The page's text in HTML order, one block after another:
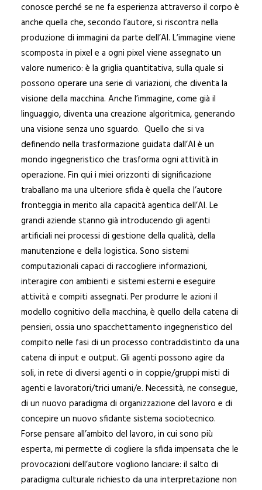
conosce perché se ne fa esperienza attraverso il corpo è
anche quella che, secondo l’autore, si riscontra nella
produzione di immagini da parte dell’AI. L’immagine viene
scomposta in pixel e a ogni pixel viene assegnato un
valore numerico: è la griglia quantitativa, sulla quale si
possono operare una serie di variazioni, che diventa la
visione della macchina. Anche l’immagine, come già il
linguaggio, diventa una creazione algoritmica, generando
una visione senza uno sguardo. Quello che si va
definendo nella trasformazione guidata dall’AI è un
mondo ingegneristico che trasforma ogni attività in
operazione. Fin qui i miei orizzonti di significazione
traballano ma una ulteriore sfida è quella che l’autore
fronteggia in merito alla capacità agentica dell’AI. Le
grandi aziende stanno già introducendo gli agenti
artificiali nei processi di gestione della qualità, della
manutenzione e della logistica. Sono sistemi
computazionali capaci di raccogliere informazioni,
interagire con ambienti e sistemi esterni e eseguire
attività e compiti assegnati. Per produrre le azioni il
modello cognitivo della macchina, è quello della catena di
pensieri, ossia uno spacchettamento ingegneristico del
compito nelle fasi di un processo contraddistinto da una
catena di input e output. Gli agenti possono agire da
soli, in rete di diversi agenti o in coppie/gruppi misti di
agenti e lavoratori/trici umani/e. Necessità, ne consegue,
di un nuovo paradigma di organizzazione del lavoro e di
concepire un nuovo sfidante sistema sociotecnico.
Forse pensare all’ambito del lavoro, in cui sono più
esperta, mi permette di cogliere la sfida impensata che le
provocazioni dell’autore vogliono lanciare: il salto di
paradigma culturale richiesto da una interpretazione non